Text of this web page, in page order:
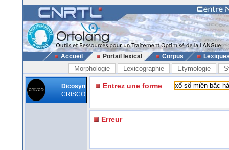
Accueil Portail lexical Corpus
Morphologie Lexicographie Etymologie
Dicosyn
CRISCO
Entrez une forme
Erreur